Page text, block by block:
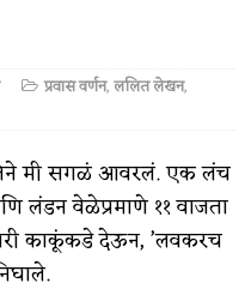
इच्छिते
तुम्हाला!
होता
प्रवास वर्णन,ललित लेखन,
मी सगळं आवरलं. एक लंच
लंडन वेळेप्रमाणे ११ वाजता
काकूंकडे देऊन, ’लवकरच